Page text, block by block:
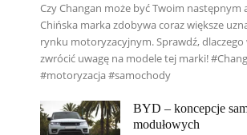
Czy Changan może być Twoim następnym
Chińska marka zdobywa coraz większe
rynku motoryzacyjnym. Sprawdź,
zwrócić uwagę na modele tej marki!
#motoryzacja #samochody
BYD – koncepcje
modułowych